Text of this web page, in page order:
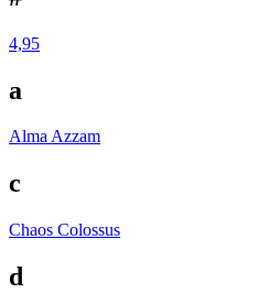
4,95
a
AlmaAzzam
c
Chaos Colossus
d